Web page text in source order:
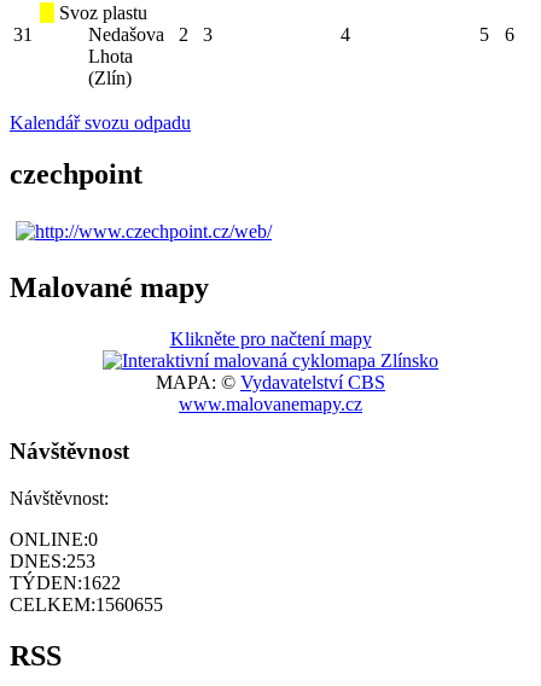
31
Svoz plastu
Nedašova
Lhota
(Zlín)
2 3 4 5 6
Kalendář svozu odpadu
czechpoint
Malované mapy
Klikněte pro načtení mapy
MAPA: © Vydavatelství CBS
www.malovanemapy.cz
Návštěvnost
Návštěvnost:
ONLINE:0
DNES:253
TÝDEN:1622
CELKEM:1560655
RSS